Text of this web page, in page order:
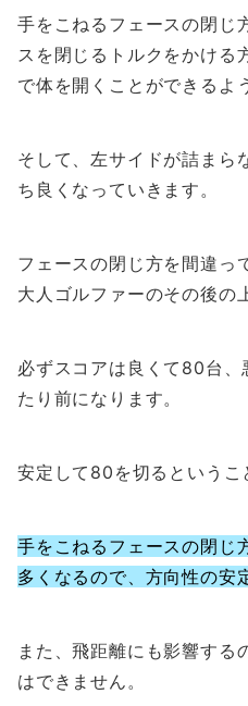
手をこねるフェースの閉じ
スを閉じるトルクをかける
で体を開くことができるよ
そして、左サイドが詰まら
ち良くなっていきます。
フェースの閉じ方を間違っ
大人ゴルファーのその後の
必ずスコアは良くて80台
たり前になります。
安定して80を切るというこ
手をこねるフェースの閉じ
多くなるので、方向性の安
また、飛距離にも影響する
はできません。